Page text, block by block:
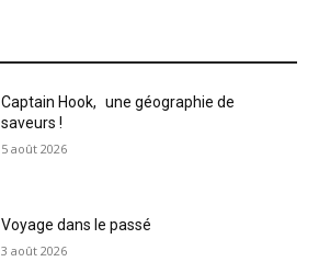
Captain Hook, une géographie de
saveurs !
5 août 2026
Voyage dans le passé
3 août 2026